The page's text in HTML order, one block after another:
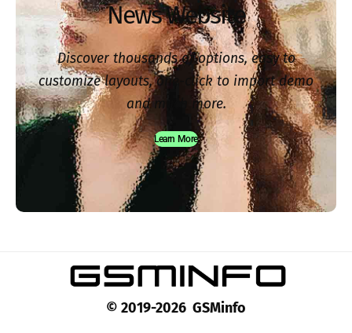
News Website
Discover thousands of options, easy to
customize layouts, one-click to import demo
and much more.
Learn More
© 2019-2026 GSMinfo